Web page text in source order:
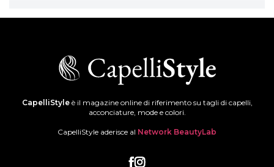
CapelliStyleè il magazine online di riferimento su tagli di capelli,
acconciature, mode e colori.
CapelliStyle aderisce al Network BeautyLab